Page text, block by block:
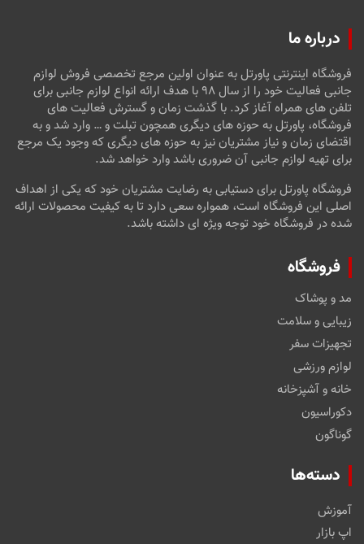
درباره ما
فروشگاه اینترنتی پاورتل به عنوان اولین مرجع تخصصی فروش لوازم
جانبی فعالیت خود را از سال ۹۸ با هدف ارائه انواع لوازم جانبی برای
تلفن های همراه آغاز کرد. با گذشت زمان و گسترش فعالیت های
فروشگاه، پاورتل به حوزه های دیگری همچون تبلت و … وارد شد و به
اقتضای زمان و نیاز مشتریان نیز به حوزه های دیگری که وجود یک مرجع
برای تهیه لوازم جانبی آن ضروری باشد وارد خواهد شد.
فروشگاه پاورتل برای دستیابی به رضایت مشتریان خود که یکی از اهداف
اصلی این فروشگاه است، همواره سعی دارد تا به کیفیت محصولات ارائه
شده در فروشگاه خود توجه ویژه ای داشته باشد.
فروشگاه
مد و پوشاک
زیبایی و سلامت
تجهیزات سفر
لوازم ورزشی
خانه و آشپزخانه
دکوراسیون
گوناگون
دسته‌ها
آموزش
اپ بازار